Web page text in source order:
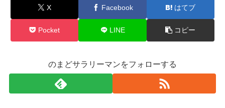
X Facebook はてブ
Pocket LINE コピー
のまどサラリーマンをフォローする